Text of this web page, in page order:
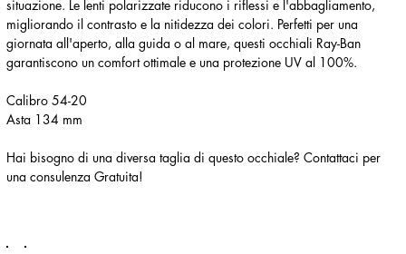
situazione. Le lenti polarizzate riducono i riflessi e l'abbagliamento,
migliorando il contrasto e la nitidezza dei colori. Perfetti per una
giornata all'aperto, alla guida o al mare, questi occhiali Ray-Ban
garantiscono un comfort ottimale e una protezione UV al 100%.
Calibro 54-20
Asta 134 mm
Hai bisogno di una diversa taglia di questo occhiale? Contattaci per
una consulenza Gratuita!